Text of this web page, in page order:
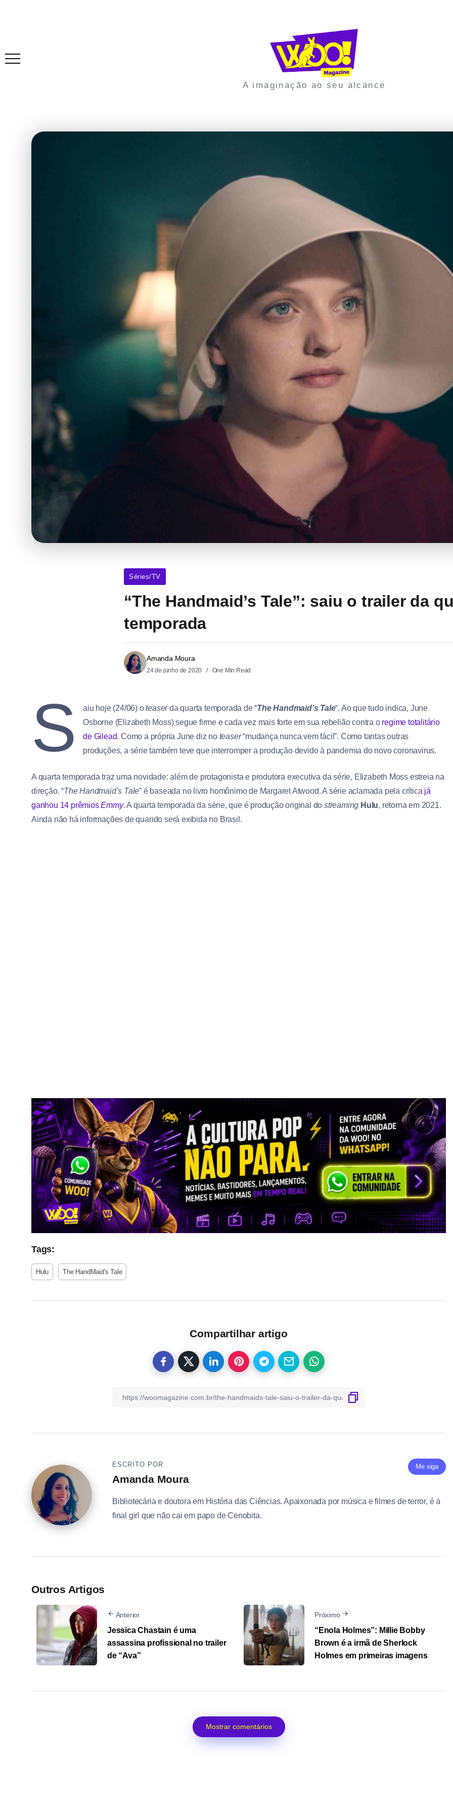
A imaginação ao seu alcance
Séries/TV
“The Handmaid’s Tale”: saiu o trailer da
temporada
Amanda Moura
24 de junho de 2020 One Min Read
S aiu hoje (24/06) oteaserda quarta temporada de “The Handmaid’s Tale“. Ao que tudo indica, June
Osborne (Elizabeth Moss) segue firme e cada vez mais forte em sua rebelião contra o regime totalitário
de Gilead. Como a própria June diz no teaser“mudança nunca vem fácil”. Como tantas outras
produções, a série também teve que interromper a produção devido à pandemia do novo coronavirus.
A quarta temporada traz uma novidade: além de protagonista e produtora executiva da série, Elizabeth Moss estreia na
direção. “The Handmaid’s Tale” é baseada no livro homônimo de Margaret Atwood. A série aclamada pela crítica já
ganhou 14 prêmiosEmmy. A quarta temporada da série, que é produção original dostreaming Hulu, retorna em 2021.
Ainda não há informações de quando será exibida no Brasil.
Tags:
Hulu The HandMaid's Tale
Compartilhar artigo
Me siga
ESCRITO POR
Amanda Moura
Bibliotecária e doutora em História das Ciências. Apaixonada por música e filmes de terror, é a
final girl que não cai em papo de Cenobita.
Outros Artigos
Anterior
Jessica Chastain é uma
assassina profissional no trailer
de “Ava”
Próximo
“Enola Holmes”: Millie Bobby
Brown é a irmã de Sherlock
Holmes em primeiras imagens
Mostrar comentários